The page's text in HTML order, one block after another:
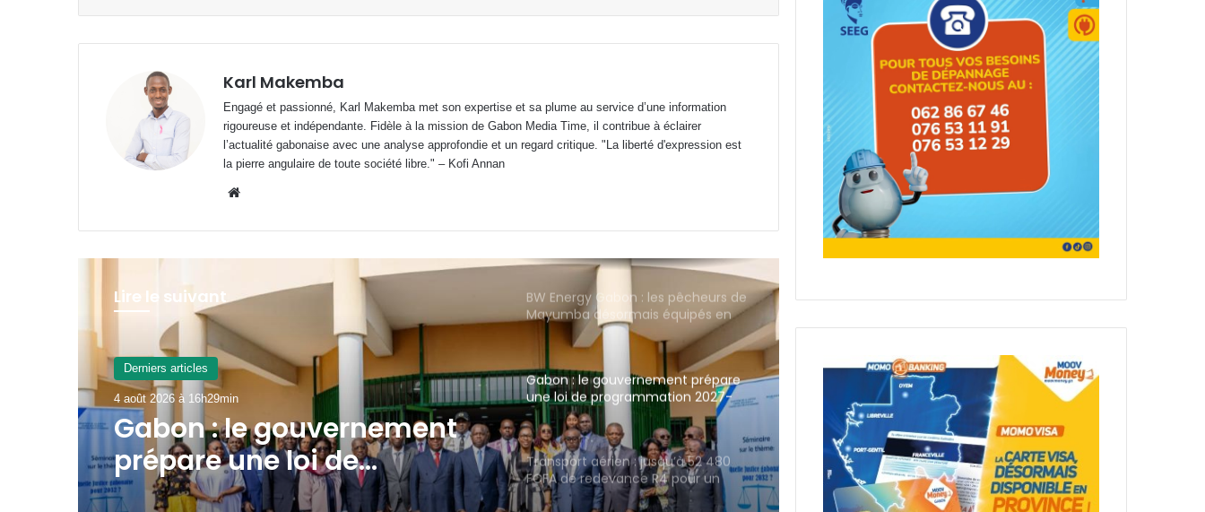
Karl Makemba
Engagé et passionné, Karl Makemba met son expertise et sa plume au service d’une information
rigoureuse et indépendante. Fidèle à la mission de Gabon Media Time, il contribue à éclairer
l’actualité gabonaise avec une analyse approfondie et un regard critique. "La liberté d'expression est
la pierre angulaire de toute société libre." – Kofi Annan
Lire le suivant
A La Une
4 août 2026 à 9h55min
Transport aérien : jusqu’à
52 480 FCFA de redevance
R4 pour un aller-retour
Gabon : Camélia Ntoutoume
annonce une rentrée des classes à
Mayumba désormais équipés en
Gabon : le gouvernement prépare
une loi de programmation 2027-
2032 pour refonder son système
judiciaire
Transport aérien : jusqu’à 52 480
FCFA de redevance R4 pour un
aller-retour Port-Gentil–Franceville
CES Public d’Awendje : 2 500 élèves,
seulement 4 surveillants et 3 W.C
fonctionnels